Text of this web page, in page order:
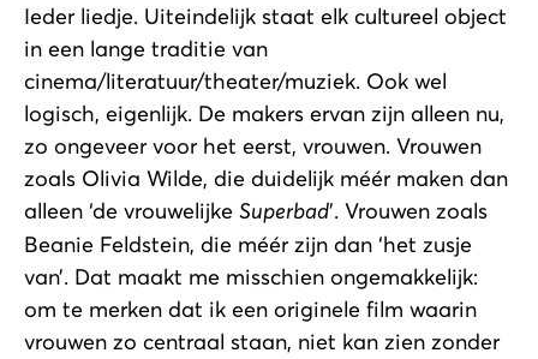
Ieder liedje. Uiteindelijk staat elk cultureel object
in een lange traditie van
cinema/literatuur/theater/muziek. Ook wel
logisch, eigenlijk. De makers ervan zijn alleen nu,
zo ongeveer voor het eerst, vrouwen. Vrouwen
zoals Olivia Wilde, die duidelijk méér maken dan
alleen ‘de vrouwelijke Superbad’. Vrouwen zoals
Beanie Feldstein, die méér zijn dan ‘het zusje
van’. Dat maakt me misschien ongemakkelijk:
om te merken dat ik een originele film waarin
vrouwen zo centraal staan, niet kan zien zonder